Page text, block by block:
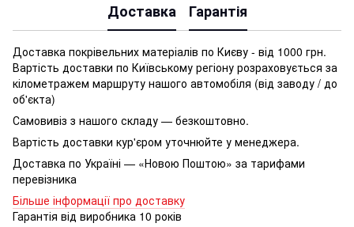
Доставка Гарантія
Доставка покрівельних матеріалів по Києву - від 1000 грн.
Вартість доставки по Київському регіону розраховується за
кілометражем маршруту нашого автомобіля (від заводу / до
об'єкта)
Самовивіз з нашого складу — безкоштовно.
Вартість доставки кур'єром уточнюйте у менеджера.
Доставка по Україні — «Новою Поштою» за тарифами
перевізника
Більше інформації про доставку
Гарантія від виробника 10 років